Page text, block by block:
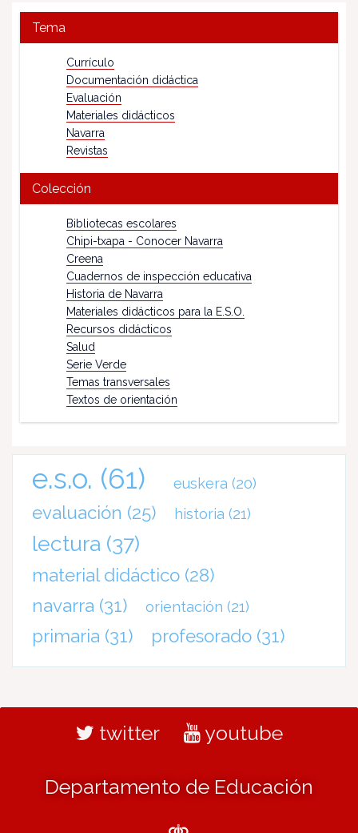
Tema
Currículo
Documentación didáctica
Evaluación
Materiales didácticos
Navarra
Revistas
Colección
Bibliotecas escolares
Chipi-txapa - Conocer Navarra
Creena
Cuadernos de inspección educativa
Historia de Navarra
Materiales didácticos para la E.S.O.
Recursos didácticos
Salud
Serie Verde
Temas transversales
Textos de orientación
e.s.o. (61) euskera (20)
evaluación (25) historia (21)
lectura (37)
material didáctico (28)
navarra (31) orientación (21)
primaria (31) profesorado (31)
twitter youtube
Departamento de Educación